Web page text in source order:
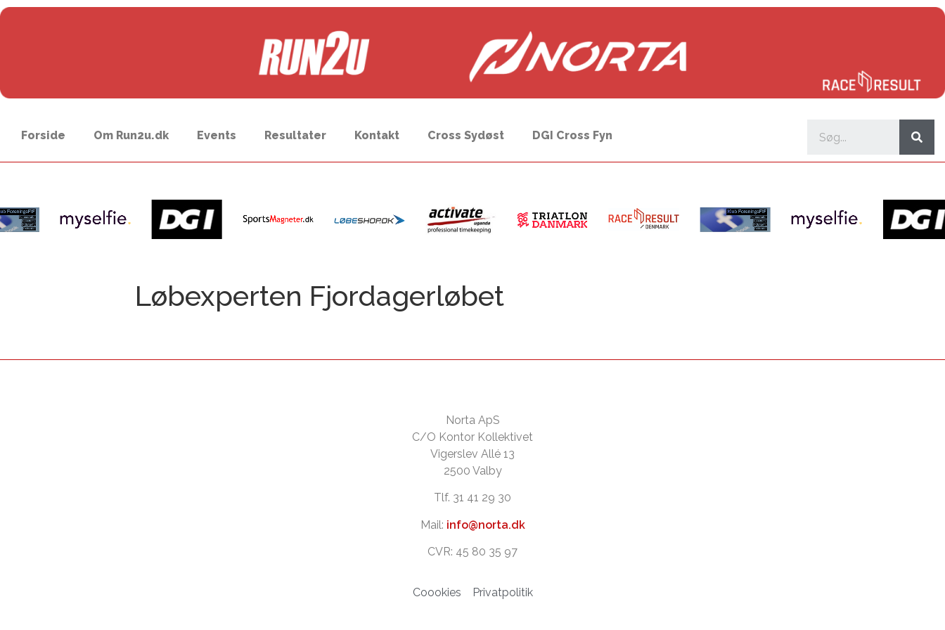
Forside Om Run2u.dk Events Resultater Kontakt Cross Sydøst DGI Cross Fyn
Løbexperten Fjordagerløbet
Norta ApS
C/O Kontor Kollektivet
Vigerslev Allé 13
2500 Valby
Tlf. 31 41 29 30
Mail: info@norta.dk
CVR: 45 80 35 97
Coookies Privatpolitik